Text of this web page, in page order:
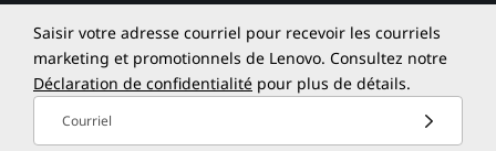
Saisir votre adresse courriel pour recevoir les courriels
marketing et promotionnels de Lenovo. Consultez notre
Déclaration de confidentialité pour plus de détails.
Courriel